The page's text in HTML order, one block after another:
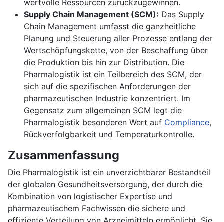
wertvolle Ressourcen zurückzugewinnen.
Supply Chain Management (SCM): Das Supply
Chain Management umfasst die ganzheitliche
Planung und Steuerung aller Prozesse entlang der
Wertschöpfungskette, von der Beschaffung über
die Produktion bis hin zur Distribution. Die
Pharmalogistik ist ein Teilbereich des SCM, der
sich auf die spezifischen Anforderungen der
pharmazeutischen Industrie konzentriert. Im
Gegensatz zum allgemeinen SCM legt die
Pharmalogistik besonderen Wert auf Compliance,
Rückverfolgbarkeit und Temperaturkontrolle.
Zusammenfassung
Die Pharmalogistik ist ein unverzichtbarer Bestandteil
der globalen Gesundheitsversorgung, der durch die
Kombination von logistischer Expertise und
pharmazeutischem Fachwissen die sichere und